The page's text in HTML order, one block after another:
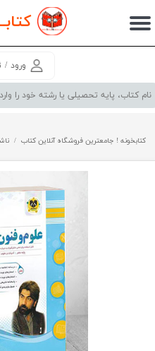
ورود /
حساب کاربری من
سفارشات
کتابخونه ! جامعترین فروشگاه آنلاین کتاب